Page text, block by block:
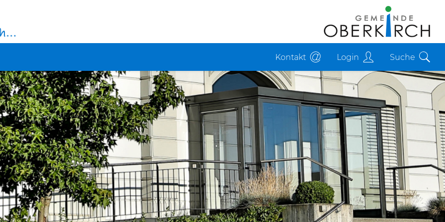
Kontakt Login Suche